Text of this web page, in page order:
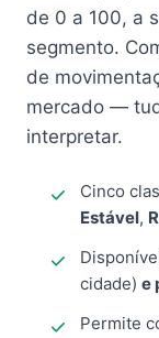
de 0 a 100, a
segmento.
de
mercado —
interpretar.
Cinco
Estável,
cidade) e
Permite